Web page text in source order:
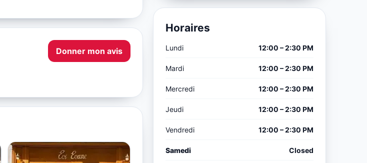
Donner mon avis
Horaires
Lundi 12:00 – 2:30 PM
Mardi 12:00 – 2:30 PM
Mercredi 12:00 – 2:30 PM
Jeudi 12:00 – 2:30 PM
Vendredi 12:00 – 2:30 PM
Samedi Closed